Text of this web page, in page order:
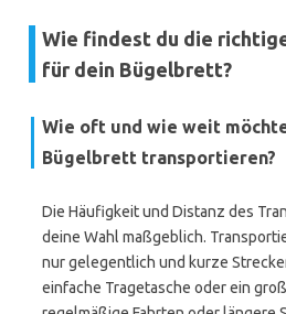
Wie findest du die
für dein Bügelbrett?
Wie oft und wie weit
Bügelbrett transportieren?
Die Häufigkeit und Distanz des
deine Wahl maßgeblich.
nur gelegentlich und kurze
einfache Tragetasche oder ein